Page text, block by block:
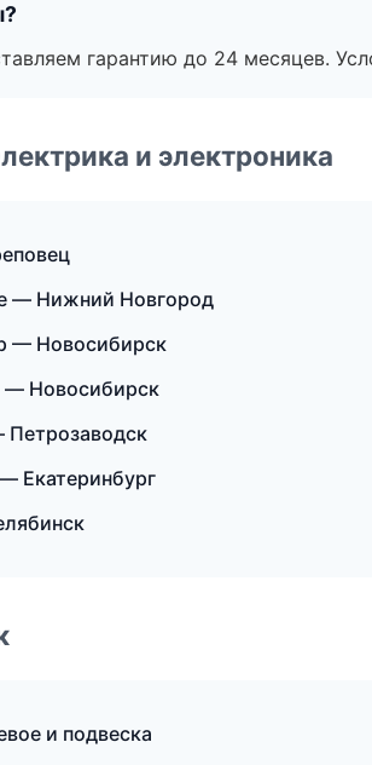
гарантию до 24 месяцев.
и электроника
— Нижний Новгород
— Новосибирск
— Новосибирск
Петрозаводск
Екатеринбург
и подвеска